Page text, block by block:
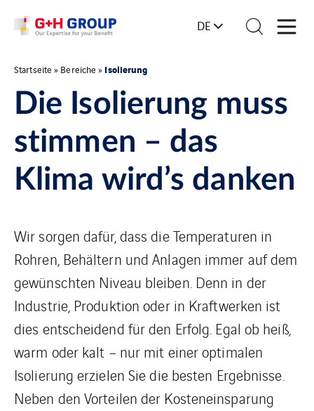
DE
Startseite » Bereiche » Isolierung
Die Isolierung muss
stimmen – das
Klima wird’s danken
Wir sorgen dafür, dass die Temperaturen in
Rohren, Behältern und Anlagen immer auf dem
gewünschten Niveau bleiben. Denn in der
Industrie, Produktion oder in Kraftwerken ist
dies entscheidend für den Erfolg. Egal ob heiß,
warm oder kalt – nur mit einer optimalen
Isolierung erzielen Sie die besten Ergebnisse.
Neben den Vorteilen der Kosteneinsparung